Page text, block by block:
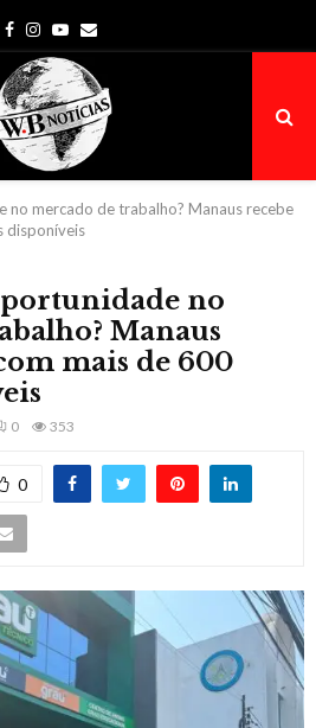
Facebook
Instagram
Youtube
Email
no mercado de trabalho? Manaus recebe
disponíveis
no
Manaus
mais de 600
0 353
0